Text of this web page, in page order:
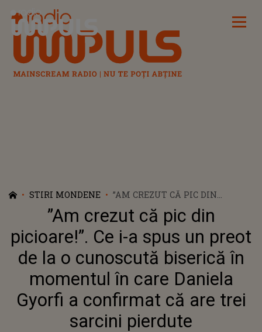
Radio Impuls
STIRI MONDENE
”AM CREZUT CĂ PIC DIN
PICIOARE!”. CE I-A SPUS UN
PREOT DE LA O CUNOSCUTĂ
BISERICĂ ÎN MOMENTUL ÎN
CARE DANIELA GYORFI A
CONFIRMAT CĂ ARE TREI
SARCINI PIERDUTE
”Am crezut că pic din
picioare!”. Ce i-a spus un preot
de la o cunoscută biserică în
momentul în care Daniela
Gyorfi a confirmat că are trei
sarcini pierdute